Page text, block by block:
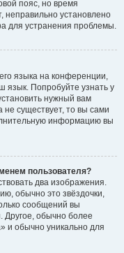
пояс, но время
неправильно установлено
для устранения проблемы.
языка на конференции,
язык. Попробуйте узнать у
нужный вам
не существует, то вы сами
информацию вы
пользователя?
два изображения.
обычно это звёздочки,
сообщений вы
Другое, обычно более
и обычно уникально для